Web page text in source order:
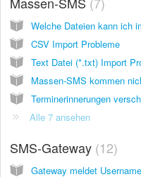
CSV Import Probleme
Text Datei (*.txt) Import
Terminerinnerungen
Alle 7 ansehen
SMS-Gateway 12